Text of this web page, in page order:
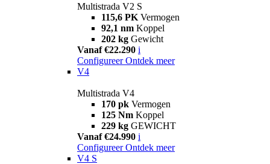
Multistrada V2 S
115,6 PK Vermogen
92,1 nm Koppel
202 kg Gewicht
Vanaf €22.290 i
Configureer Ontdek meer
V4
Multistrada V4
170 pk Vermogen
125 Nm Koppel
229 kg GEWICHT
Vanaf €24.990 i
Configureer Ontdek meer
V4 S